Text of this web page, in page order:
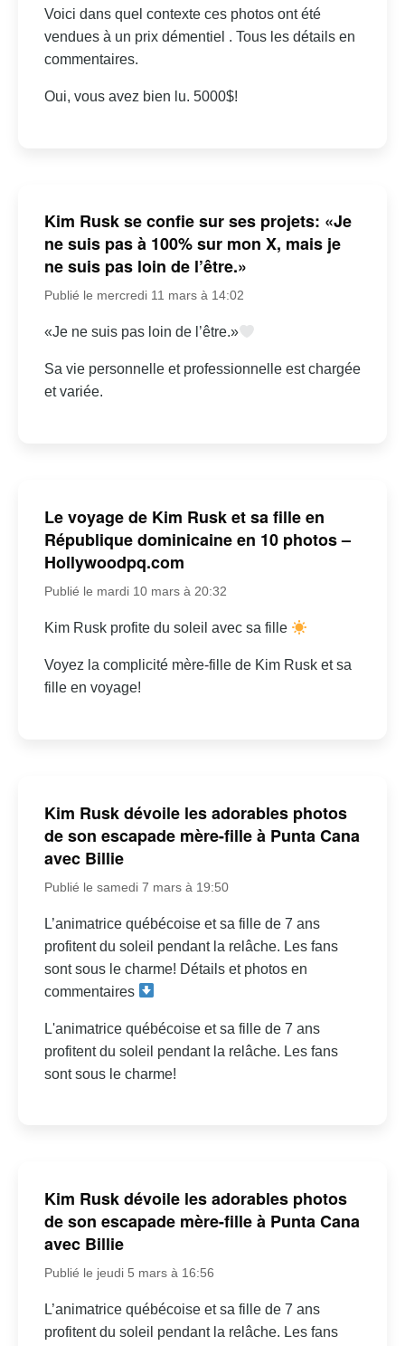
Voici dans quel contexte ces photos ont été
vendues à un prix démentiel . Tous les détails en
commentaires.
Oui, vous avez bien lu. 5000$!
Kim Rusk se confie sur ses projets: «Je
ne suis pas à 100% sur mon X, mais je
ne suis pas loin de l’être.»
Publié le mercredi 11 mars à 14:02
«Je ne suis pas loin de l’être.»
Sa vie personnelle et professionnelle est chargée
et variée.
Le voyage de Kim Rusk et sa fille en
République dominicaine en 10 photos –
Hollywoodpq.com
Publié le mardi 10 mars à 20:32
Kim Rusk profite du soleil avec sa fille
Voyez la complicité mère-fille de Kim Rusk et sa
fille en voyage!
Kim Rusk dévoile les adorables photos
de son escapade mère-fille à Punta Cana
avec Billie
Publié le samedi 7 mars à 19:50
L’animatrice québécoise et sa fille de 7 ans
profitent du soleil pendant la relâche. Les fans
sont sous le charme! Détails et photos en
commentaires
L'animatrice québécoise et sa fille de 7 ans
profitent du soleil pendant la relâche. Les fans
sont sous le charme!
Kim Rusk dévoile les adorables photos
de son escapade mère-fille à Punta Cana
avec Billie
Publié le jeudi 5 mars à 16:56
L’animatrice québécoise et sa fille de 7 ans
profitent du soleil pendant la relâche. Les fans